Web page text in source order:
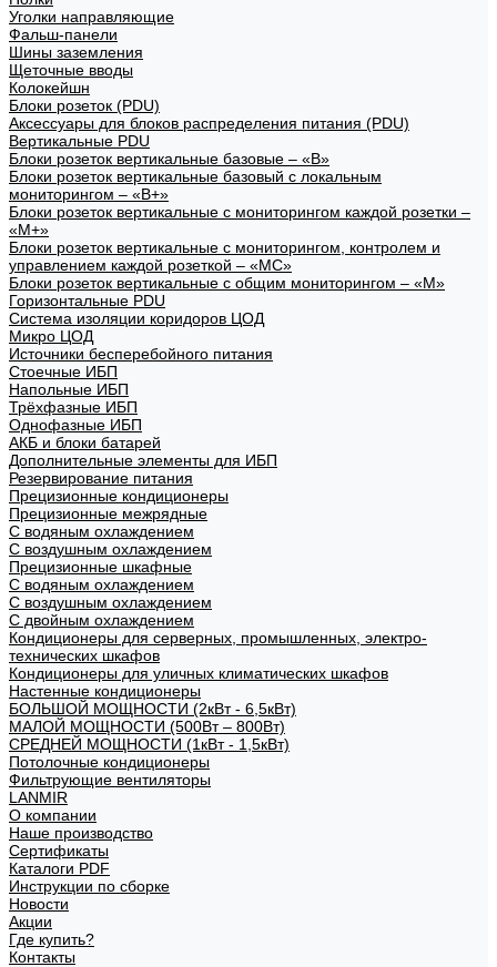
Уголки направляющие
Фальш-панели
Шины заземления
Щеточные вводы
Колокейшн
Блоки розеток (PDU)
Аксессуары для блоков распределения питания (PDU)
Вертикальные PDU
Блоки розеток вертикальные базовые – «В»
Блоки розеток вертикальные базовый с локальным
мониторингом – «В+»
Блоки розеток вертикальные с мониторингом каждой розетки –
«М+»
Блоки розеток вертикальные с мониторингом, контролем и
управлением каждой розеткой – «МС»
Блоки розеток вертикальные с общим мониторингом – «М»
Горизонтальные PDU
Система изоляции коридоров ЦОД
Микро ЦОД
Источники бесперебойного питания
Стоечные ИБП
Напольные ИБП
Трёхфазные ИБП
Однофазные ИБП
АКБ и блоки батарей
Дополнительные элементы для ИБП
Резервирование питания
Прецизионные кондиционеры
Прецизионные межрядные
С водяным охлаждением
С воздушным охлаждением
Прецизионные шкафные
С водяным охлаждением
С воздушным охлаждением
С двойным охлаждением
Кондиционеры для серверных, промышленных, электро-
технических шкафов
Кондиционеры для уличных климатических шкафов
Настенные кондиционеры
БОЛЬШОЙ МОЩНОСТИ (2кВт - 6,5кВт)
МАЛОЙ МОЩНОСТИ (500Вт – 800Вт)
СРЕДНЕЙ МОЩНОСТИ (1кВт - 1,5кВт)
Потолочные кондиционеры
Фильтрующие вентиляторы
LANMIR
О компании
Наше производство
Сертификаты
Каталоги PDF
Инструкции по сборке
Новости
Акции
Где купить?
Контакты